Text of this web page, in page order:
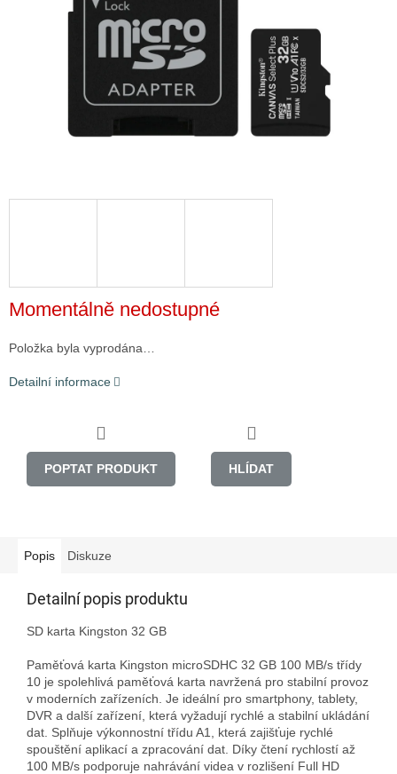
Momentálně nedostupné
Položka byla vyprodána…
Detailní informace
POPTAT PRODUKT HLÍDAT
Popis Diskuze
Detailní popis produktu
SD karta Kingston 32 GB
Paměťová karta Kingston microSDHC 32 GB 100 MB/s třídy
10 je spolehlivá paměťová karta navržená pro stabilní provoz
v moderních zařízeních. Je ideální pro smartphony, tablety,
DVR a další zařízení, která vyžadují rychlé a stabilní ukládání
dat. Splňuje výkonnostní třídu A1, která zajišťuje rychlé
spouštění aplikací a zpracování dat. Díky čtení rychlostí až
100 MB/s podporuje nahrávání videa v rozlišení Full HD